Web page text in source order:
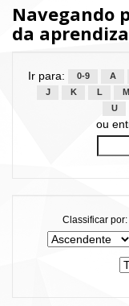
Navegando
da
Ir para: 0-9 A
J
K L M
U
ou
Classificar por: